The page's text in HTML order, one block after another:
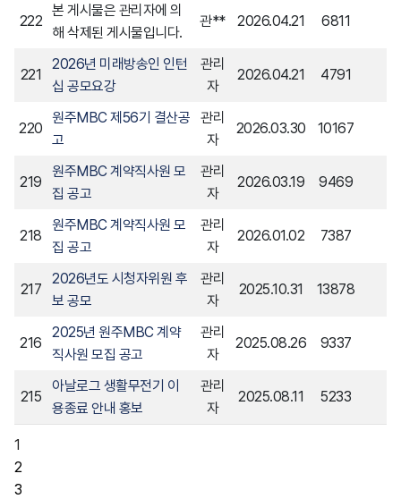
222
본 게시물은 관리자에 의
해 삭제된 게시물입니다.
관** 2026.04.21 6811
221
2026년 미래방송인 인턴
십 공모요강
관리
자
2026.04.21 4791
220
원주MBC 제56기 결산공
고
관리
자
2026.03.30 10167
219
원주MBC 계약직사원 모
집 공고
관리
자
2026.03.19 9469
218
원주MBC 계약직사원 모
집 공고
관리
자
2026.01.02 7387
217
2026년도 시청자위원 후
보 공모
관리
자
2025.10.31 13878
216
2025년 원주MBC 계약
직사원 모집 공고
관리
자
2025.08.26 9337
215
아날로그 생활무전기 이
용종료 안내 홍보
관리
자
2025.08.11 5233
1
2
3